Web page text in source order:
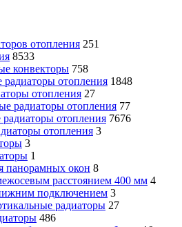
отопления 251
8533
конвекторы 758
радиаторы отопления 1848
отопления 27
радиаторы отопления 77
радиаторы отопления 7676
отопления 3
3
1
панорамных окон 8
расстоянием 400 мм 4
подключением 3
радиаторы 27
486